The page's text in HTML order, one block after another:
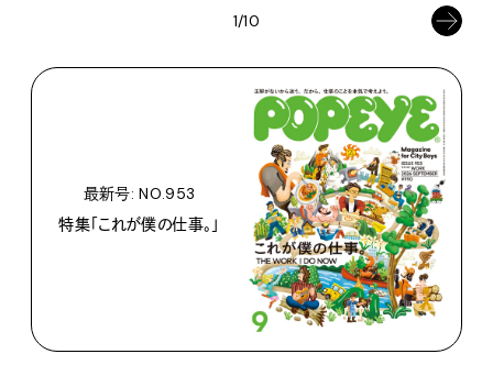
1/10
最新号: NO.953
特集「これが僕の仕事。」